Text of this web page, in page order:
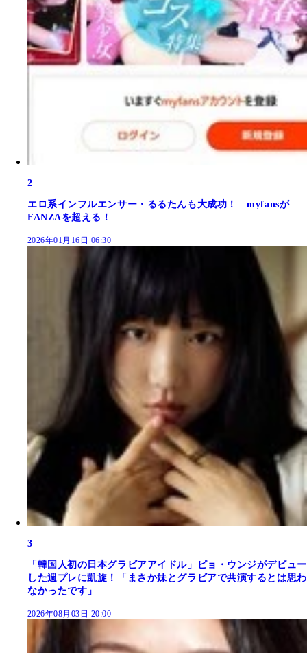
2
エロ系インフルエンサー・るるたんも大成功！ myfansが
FANZAを超える！
2026年01月16日 06:30
3
「韓国人初の日本グラビアアイドル」ピョ・ウンジがデビュー
した週プレに凱旋！「まさか妹とグラビアで共演するとは思わ
なかったです」
2026年08月03日 20:00